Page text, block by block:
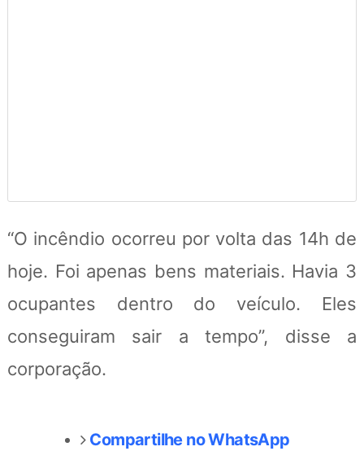
“O incêndio ocorreu por volta das 14h de
hoje. Foi apenas bens materiais. Havia 3
ocupantes dentro do veículo. Eles
conseguiram sair a tempo”, disse a
corporação.
Compartilhe no WhatsApp